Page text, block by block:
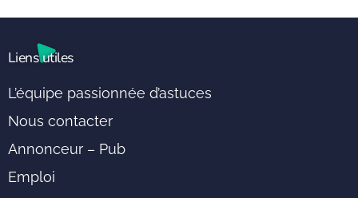
Liens utiles
L’équipe passionnée d’astuces
Nous contacter
Annonceur – Pub
Emploi